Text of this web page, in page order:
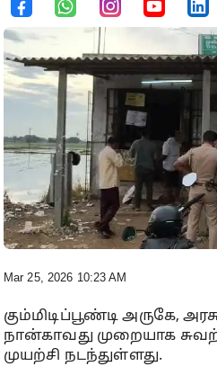
Mar 25, 2026 10:23 AM
கும்மிடிப்பூண்டி அருகே,
நான்காவது முறையாக
முயற்சி நடந்துள்ளது.